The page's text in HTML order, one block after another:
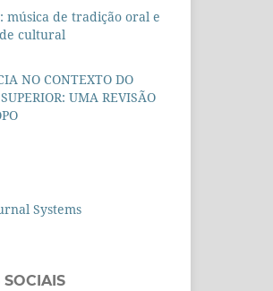
música de tradição oral e
cultural
NO CONTEXTO DO
UMA REVISÃO
Systems
SOCIAIS